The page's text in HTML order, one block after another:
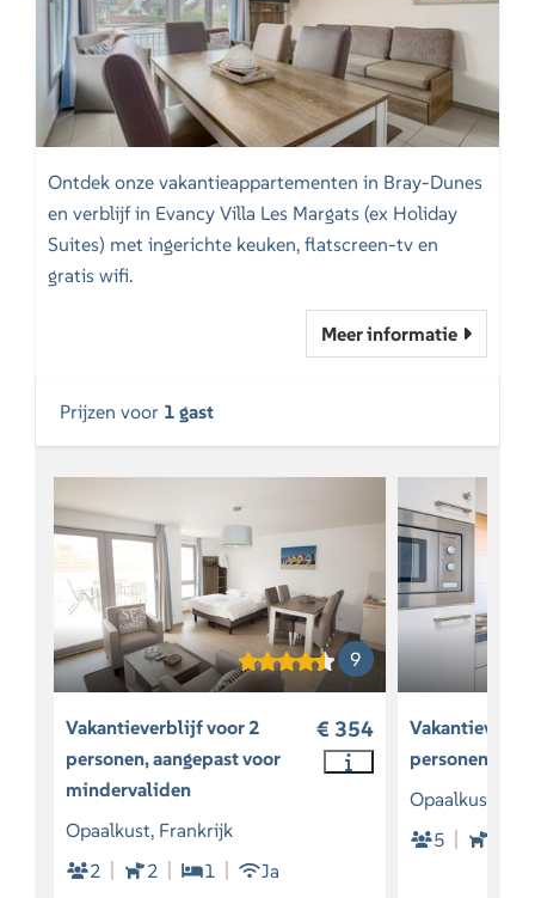
Ontdek onze vakantieappartementen in Bray-Dunes
en verblijf in Evancy Villa Les Margats (ex Holiday
Suites) met ingerichte keuken, flatscreen-tv en
gratis wifi.
Meer informatie
Prijzen voor 1 gast
9
€ 354
Vakantieverblijf voor 2
personen, aangepast voor
mindervaliden
Opaalkust, Frankrijk
2
2 1
Ja
personen
Opaalkust,
5